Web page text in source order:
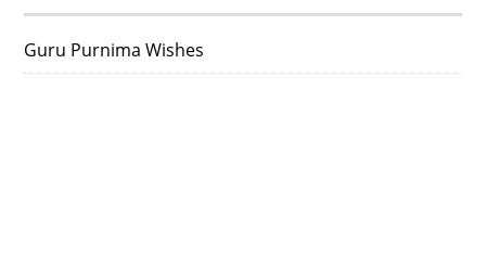
Guru Purnima Wishes